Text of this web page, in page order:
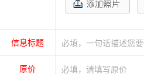
信息标题
原价